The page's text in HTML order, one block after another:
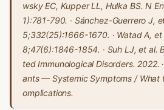
wsky EC, Kupper LL, Hulka BS.N
1):781-790. · Sánchez-Guerrero J,
5;332(25):1666-1670. · Watad A, et
8;47(6):1846-1854. · Suh LJ, et al.
ted Immunological Disorders. 2022. ·
ants — Systemic Symptoms / What
omplications.